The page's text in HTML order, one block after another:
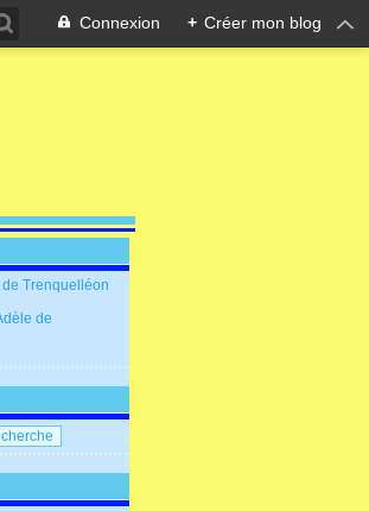
Connexion + Créer mon blog
Trenquelléon
de